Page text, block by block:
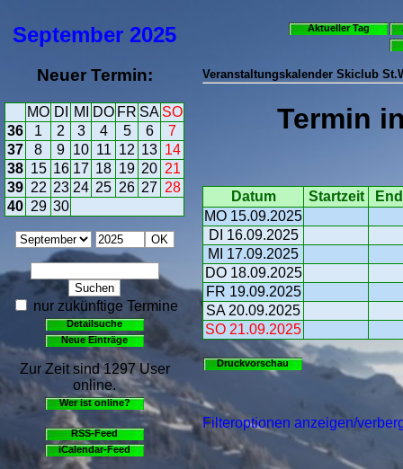
September 2025
Neuer Termin:
MO DI MI DO FR SA SO
36
1 2 3 4 5 6
7
37
8 9 10 11 12 13 14
38 15 16 17 18 19 20 21
39 22 23 24 25 26 27 28
40 29 30
nur zukünftige Termine
Detailsuche
Neue Einträge
Zur Zeit sind 1297 User
online.
Wer ist online?
RSS-Feed
iCalendar-Feed
Aktueller Tag
Veranstaltungskalender Skiclub
Termin
Datum Startzeit
MO 15.09.2025
DI 16.09.2025
MI 17.09.2025
DO 18.09.2025
FR 19.09.2025
SA 20.09.2025
SO 21.09.2025
Druckvorschau
Filteroptionen anzeigen/